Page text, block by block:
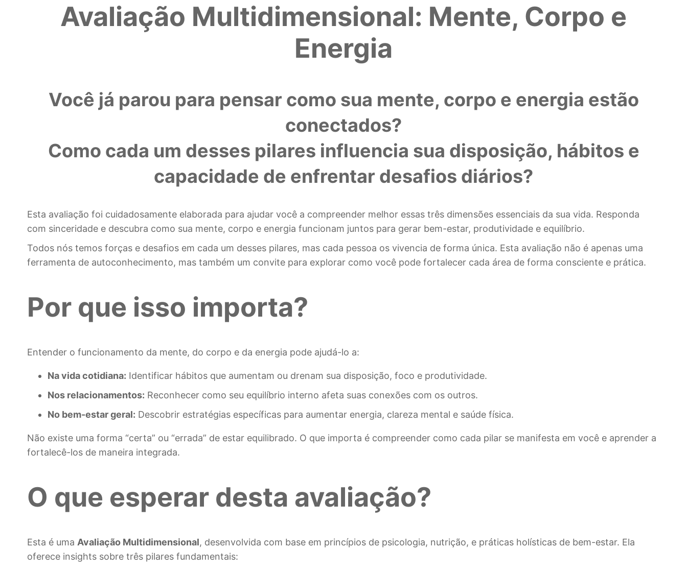
Avaliação Multidimensional: Mente, Corpo e
Energia
Você já parou para pensar como sua mente, corpo e energia estão
conectados?
Como cada um desses pilares influencia sua disposição, hábitos e
capacidade de enfrentar desafios diários?
Esta avaliação foi cuidadosamente elaborada para ajudar você a compreender melhor essas três dimensões essenciais da sua vida. Responda
com sinceridade e descubra como sua mente, corpo e energia funcionam juntos para gerar bem-estar, produtividade e equilíbrio.
Todos nós temos forças e desafios em cada um desses pilares, mas cada pessoa os vivencia de forma única. Esta avaliação não é apenas uma
ferramenta de autoconhecimento, mas também um convite para explorar como você pode fortalecer cada área de forma consciente e prática.
Por que isso importa?
Entender o funcionamento da mente, do corpo e da energia pode ajudá-lo a:
Na vida cotidiana: Identificar hábitos que aumentam ou drenam sua disposição, foco e produtividade.
Nos relacionamentos: Reconhecer como seu equilíbrio interno afeta suas conexões com os outros.
No bem-estar geral: Descobrir estratégias específicas para aumentar energia, clareza mental e saúde física.
Não existe uma forma “certa” ou “errada” de estar equilibrado. O que importa é compreender como cada pilar se manifesta em você e aprender a
fortalecê-los de maneira integrada.
O que esperar desta avaliação?
Esta é umaAvaliação Multidimensional, desenvolvida com base em princípios de psicologia, nutrição, e práticas holísticas de bem-estar. Ela
oferece insights sobre três pilares fundamentais: